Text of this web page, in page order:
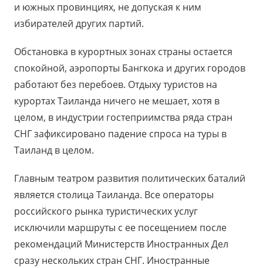
и южных провинциях, не допуская к ним
избирателей других партий.
Обстановка в курортных зонах страны остается
спокойной, аэропорты Бангкока и других городов
работают без перебоев. Отдыху туристов на
курортах Таиланда ничего не мешает, хотя в
целом, в индустрии гостеприимства ряда стран
СНГ зафиксировано падение спроса на туры в
Таиланд в целом.
Главным театром развития политических баталий
является столица Таиланда. Все операторы
российского рынка туристических услуг
исключили маршруты с ее посещением после
рекомендаций Министерств Иностранных Дел
сразу нескольких стран СНГ. Иностранные